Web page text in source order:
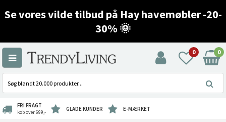
Se vores vilde tilbud på Hay havemøbler -20-
30% 🌞
0 0
FRI FRAGT
køb over 699,- GLADE KUNDER E-MÆRKET